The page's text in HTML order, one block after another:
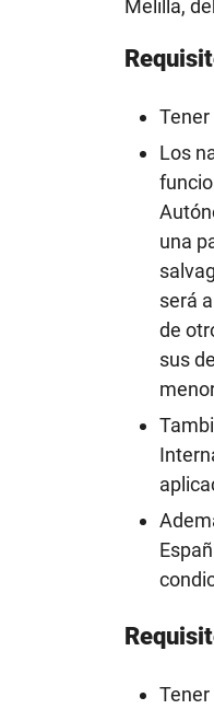
Melilla,
Tener
Los
una
será
de
sus